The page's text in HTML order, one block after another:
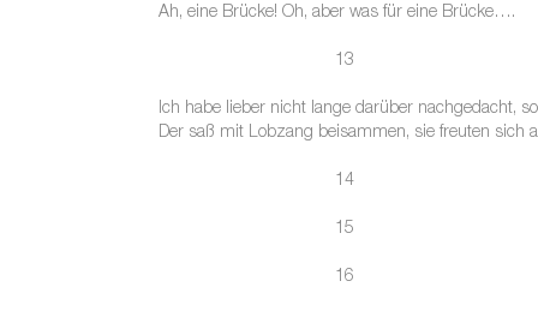
Ah, eine Brücke! Oh, aber was für eine Brücke….
13
Ich habe lieber nicht lange darüber nachgedacht,
Der saß mit Lobzang beisammen, sie freuten sich
14
15
16